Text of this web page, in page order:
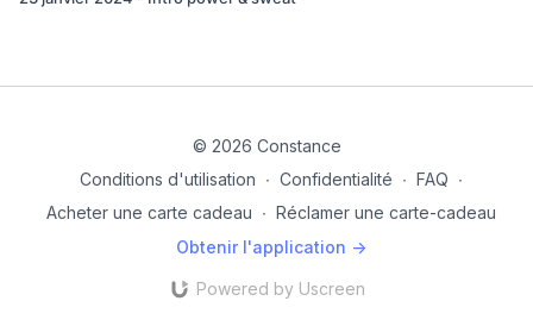
© 2026 Constance
Conditions d'utilisation ∙ Confidentialité ∙ FAQ ∙
Acheter une carte cadeau ∙ Réclamer une carte-cadeau
Obtenir l'application ->
Powered by Uscreen